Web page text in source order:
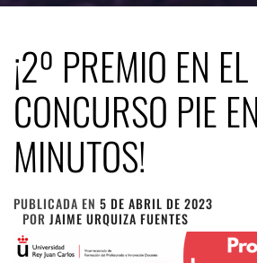
¡2º PREMIO EN
CONCURSO PIE
MINUTOS!
PUBLICADA EN 5 DE ABRIL DE 2023
POR JAIME URQUIZA FUENTES